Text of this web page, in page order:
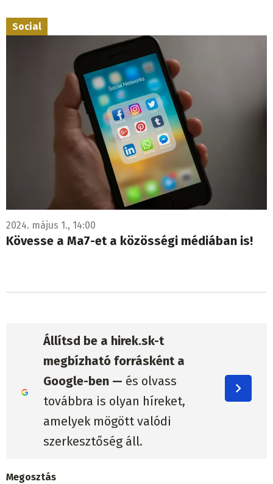
Social
2024. május 1., 14:00
Kövesse a Ma7-et a közösségi médiában is!
Állítsd be a hirek.sk-t
megbízható forrásként a
Google-ben — és olvass
továbbra is olyan híreket,
amelyek mögött valódi
szerkesztőség áll.
Megosztás